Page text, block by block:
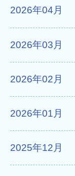
2026年04月
2026年03月
2026年02月
2026年01月
2025年12月